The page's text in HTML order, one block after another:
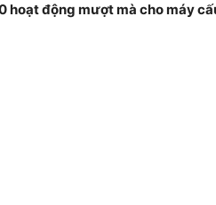
hoạt động mượt mà cho máy